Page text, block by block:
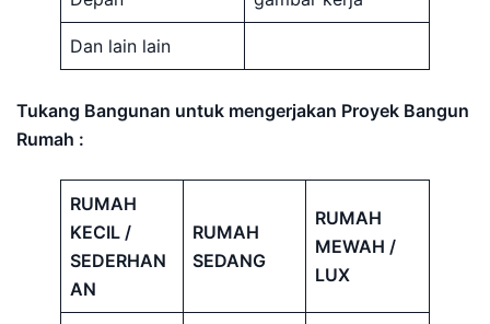
Dan lain lain
Tukang Bangunan untuk mengerjakan Proyek Bangun
Rumah :
RUMAH
KECIL /
SEDERHAN
AN
RUMAH
SEDANG
RUMAH
MEWAH /
LUX